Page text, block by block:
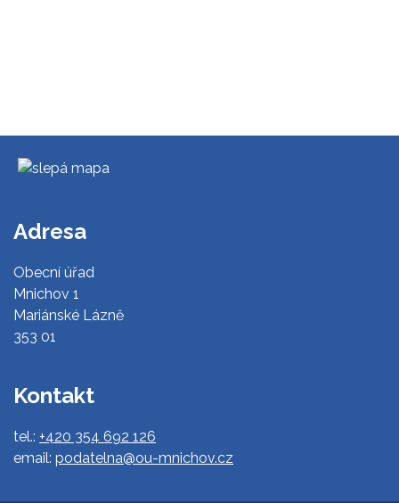
Adresa
Obecní úřad
Mnichov 1
Mariánské Lázně
353 01
Kontakt
tel.: +420 354 692 126
email: podatelna@ou-mnichov.cz